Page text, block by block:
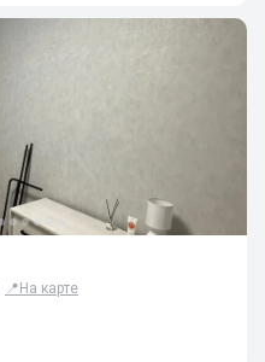
📍 На карте